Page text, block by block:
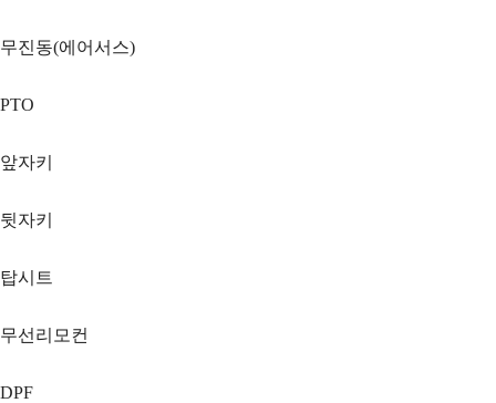
무진동(에어서스)
PTO
앞자키
뒷자키
탑시트
무선리모컨
DPF